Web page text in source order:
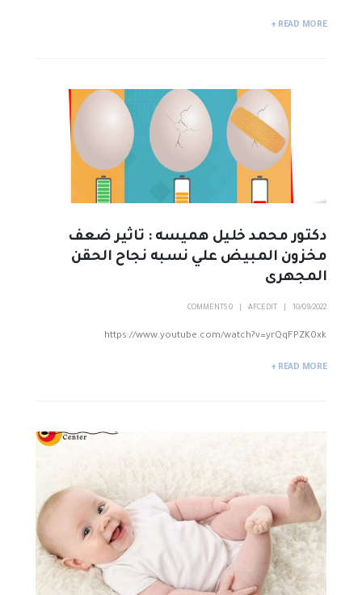
READ MORE +
دكتور محمد خليل هميسه : تاثير ضعف
مخزون المبيض علي نسبه نجاح الحقن
المجهرى
10/09/2022
AFCEDIT
0 COMMENTS
https://www.youtube.com/watch?v=yrQqFPZK0xk
READ MORE +